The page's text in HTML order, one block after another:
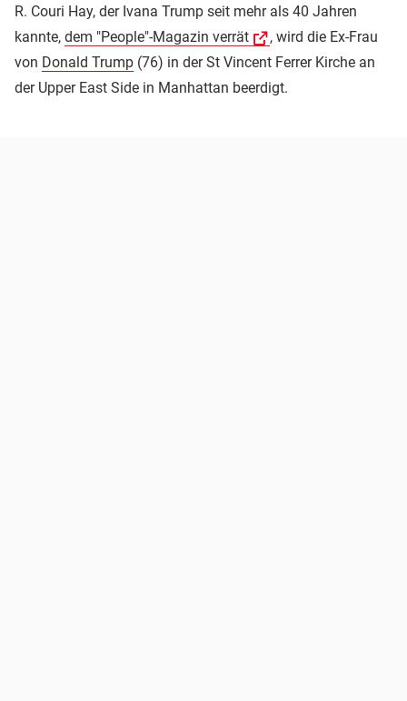
R. Couri Hay, der Ivana Trump seit mehr als 40 Jahren
kannte, dem "People"-Magazin verrät
, wird die Ex-Frau
von Donald Trump (76) in der St Vincent Ferrer Kirche an
der Upper East Side in Manhattan beerdigt.